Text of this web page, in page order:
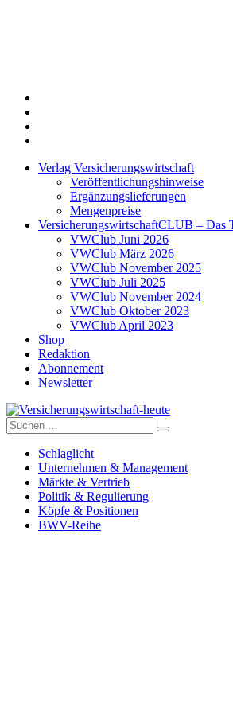
Verlag Versicherungswirtschaft
Veröffentlichungshinweise
Ergänzungslieferungen
Mengenpreise
VersicherungswirtschaftCLUB – Das
VWClub Juni 2026
VWClub März 2026
VWClub November 2025
VWClub Juli 2025
VWClub November 2024
VWClub Oktober 2023
VWClub April 2023
Shop
Redaktion
Abonnement
Newsletter
Versicherungswirtschaft-heute
Suche
nach:
Schlaglicht
Unternehmen & Management
Märkte & Vertrieb
Politik & Regulierung
Köpfe & Positionen
BWV-Reihe